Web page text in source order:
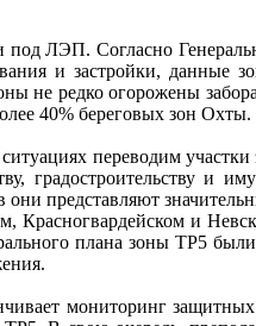
под ЛЭП. Согласно
и застройки, данные
не редко огорожены
40% береговых зон Охты.
переводим
градостроительству и
представляют
Красногвардейском и
плана зоны ТР5
мониторинг